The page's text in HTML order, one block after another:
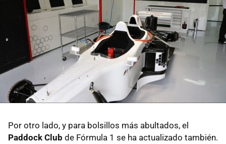
Por otro lado, y para bolsillos más abultados, el
Paddock Club de Fórmula 1 se ha actualizado también.